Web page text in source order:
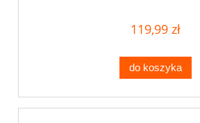
119,99 zł
do koszyka